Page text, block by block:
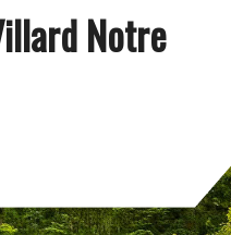
Notre